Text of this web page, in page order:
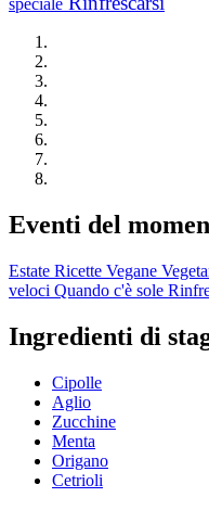
speciale
Eventi del
Estate Ricette Vegane
veloci Quando c'è sole
Ingredienti di
Cipolle
Aglio
Zucchine
Menta
Origano
Cetrioli